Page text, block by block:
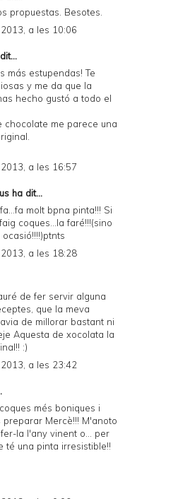
propuestas. Besotes.
a les 10:06
más estupendas! Te
y me da que la
hecho gustó a todo el
chocolate me parece una
a les 16:57
ha dit...
molt bpna pinta!!! Si
coques...la faré!!!(sino
a les 18:28
de fer servir alguna
que la meva
de millorar bastant ni
Aquesta de xocolata la
:)
a les 23:42
més boniques i
preparar Mercè!!! M'anoto
la l'any vinent o... per
té una pinta irresistible!!